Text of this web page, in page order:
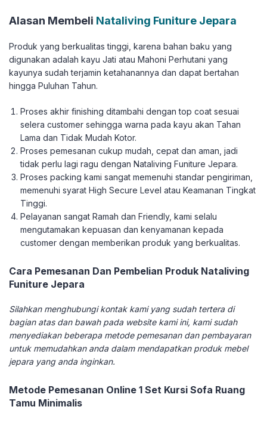
Alasan Membeli Nataliving Funiture Jepara
Produk yang berkualitas tinggi, karena bahan baku yang
digunakan adalah kayu Jati atau Mahoni Perhutani yang
kayunya sudah terjamin ketahanannya dan dapat bertahan
hingga Puluhan Tahun.
Proses akhir finishing ditambahi dengan top coat sesuai
selera customer sehingga warna pada kayu akan Tahan
Lama dan Tidak Mudah Kotor.
Proses pemesanan cukup mudah, cepat dan aman, jadi
tidak perlu lagi ragu dengan Nataliving Funiture Jepara.
Proses packing kami sangat memenuhi standar pengiriman,
memenuhi syarat High Secure Level atau Keamanan Tingkat
Tinggi.
Pelayanan sangat Ramah dan Friendly, kami selalu
mengutamakan kepuasan dan kenyamanan kepada
customer dengan memberikan produk yang berkualitas.
Cara Pemesanan Dan Pembelian Produk Nataliving
Funiture Jepara
Silahkan menghubungi kontak kami yang sudah tertera di
bagian atas dan bawah pada website kami ini, kami sudah
menyediakan beberapa metode pemesanan dan pembayaran
untuk memudahkan anda dalam mendapatkan produk mebel
jepara yang anda inginkan.
Metode Pemesanan Online 1 Set Kursi Sofa Ruang
Tamu Minimalis